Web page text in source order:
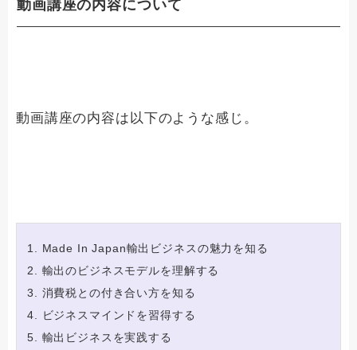
動画講座の内容について
動画講座の内容は以下のような感じ。
Made In Japan輸出ビジネスの魅力を知る
輸出のビジネスモデルを理解する
消費税との付き合い方を知る
ビジネスマインドを習得する
輸出ビジネスを実践する